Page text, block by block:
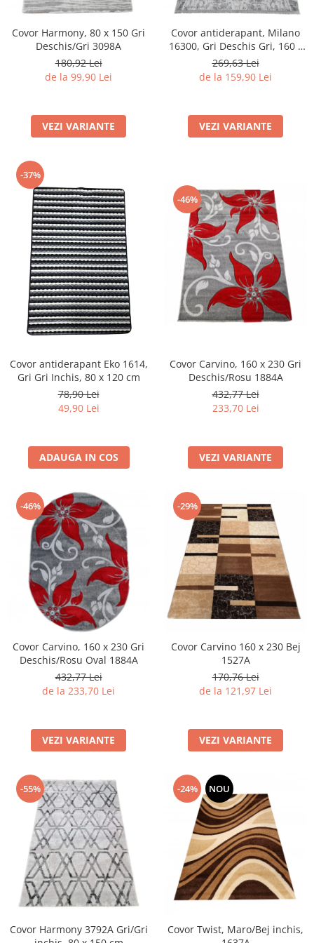
Covor Harmony, 80 x 150 Gri
Deschis/Gri 3098A
180,92 Lei
de la 99,90 Lei
VEZI VARIANTE
Covor antiderapant, Milano
16300, Gri Deschis Gri, 160 x
230 cm, Grosime 4 mm
269,63 Lei
de la 159,90 Lei
VEZI VARIANTE
-37%
Covor antiderapant Eko 1614,
Gri Gri Inchis, 80 x 120 cm
78,90 Lei
49,90 Lei
ADAUGA IN COS
-46%
Covor Carvino, 160 x 230 Gri
Deschis/Rosu 1884A
432,77 Lei
233,70 Lei
VEZI VARIANTE
-46%
Covor Carvino, 160 x 230 Gri
Deschis/Rosu Oval 1884A
432,77 Lei
de la 233,70 Lei
VEZI VARIANTE
-29%
Covor Carvino 160 x 230 Bej
1527A
170,76 Lei
de la 121,97 Lei
VEZI VARIANTE
-55%
Covor Harmony 3792A Gri/Gri
-24% NOU
Covor Twist, Maro/Bej inchis,